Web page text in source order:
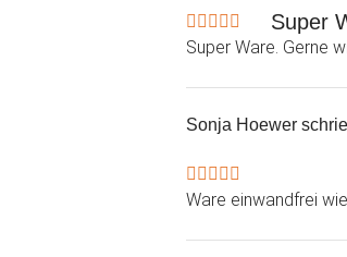
Super
Super Ware. Gerne
Sonja Hoewer
Ware einwandfrei